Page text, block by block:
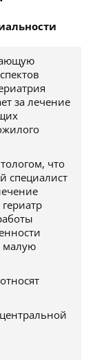
за лечение
что
специалист
малую